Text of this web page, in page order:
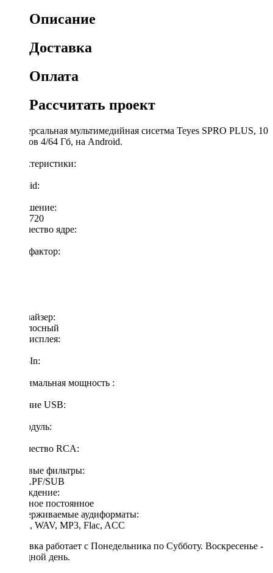
Описание
Доставка
Оплата
Рассчитать проект
Универсальная мультимедийная сисетма Teyes SPRO PLUS, 10
дюймов 4/64 Гб, на Android.
Характеристики:
Android:
Разрешение:
1280х720
Количество ядре:
Формфактор:
Эквалайзер:
32 полосный
Тип дисплея:
AUX-In:
Максимальная мощность :
Наличие USB:
3G-модуль:
Количество RCA:
Звуковые фильтры:
HPF/LPF/SUB
Охлаждение:
активное постоянное
Поддерживаемые аудиформаты:
WMA, WAV, MP3, Flac, ACC
Доставка работает с Понедельника по Субботу. Воскресенье -
выходной день.